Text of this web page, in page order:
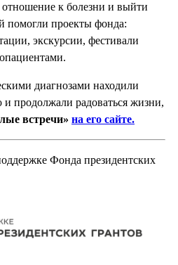
отношение к болезни и выйти
помогли проекты фонда:
экскурсии, фестивали
диагнозами находили
и продолжали радоваться жизни,
встречи» на его сайте.
Фонда президентских